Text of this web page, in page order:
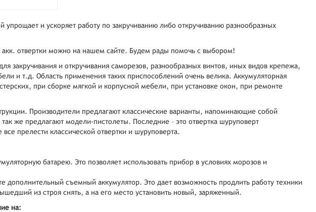
упрощает и ускоряет работу по закручиванию либо откручиванию разнообразных
акк. отвертки можно на нашем сайте. Будем рады помочь с выбором!
закручивания и откручивания саморезов, разнообразных винтов, иных видов крепежа,
и т.д. Область применения таких приспособлений очень велика. Аккумуляторная
при сборке мягкой и корпусной мебели, при установке окон, при ремонте
Производители предлагают классические варианты, напоминающие собой
же предлагают модели-пистолеты. Последние – это отвертка шуруповерт
прелести классической отвертки и шуруповерта.
батарею. Это позволяет использовать прибор в условиях морозов и
дополнительный съемный аккумулятор. Это дает возможность продлить работу техники
из строя снять, а на его место установить новый, заряженный.
на: